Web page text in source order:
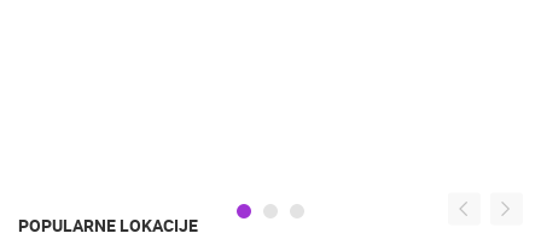
POPULARNE LOKACIJE